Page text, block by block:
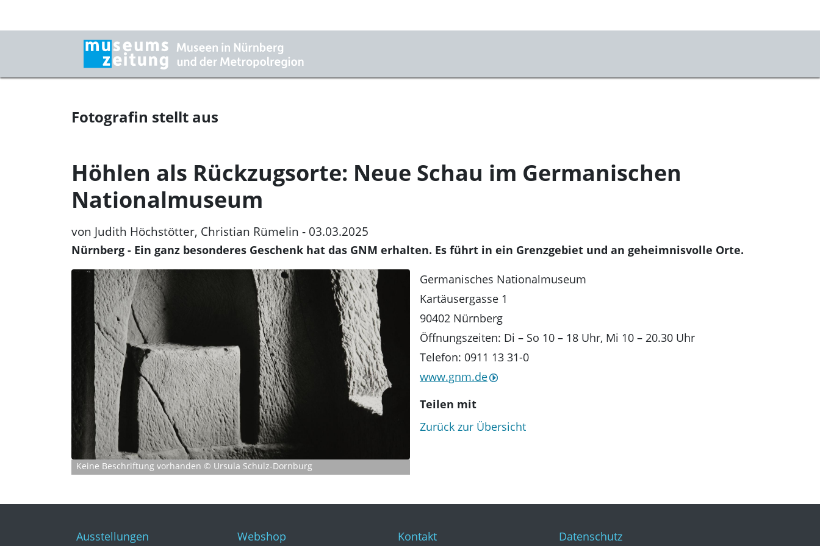
Fotografin stellt aus
Höhlen als Rückzugsorte: Neue Schau im Germanischen
Nationalmuseum
von Judith Höchstötter, Christian Rümelin - 03.03.2025
Nürnberg - Ein ganz besonderes Geschenk hat das GNM erhalten. Es führt in ein Grenzgebiet und an geheimnisvolle Orte.
Keine Beschriftung vorhanden © Ursula Schulz-Dornburg
Germanisches Nationalmuseum
Kartäusergasse 1
90402 Nürnberg
Öffnungszeiten: Di – So 10 – 18 Uhr, Mi 10 – 20.30 Uhr
Telefon: 0911 13 31-0
www.gnm.de
Teilen mit
Zurück zur Übersicht
Ausstellungen Webshop Kontakt Datenschutz